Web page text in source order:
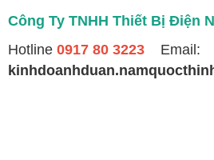
Công Ty TNHH Thiết Bị Điện
Hotline 0917 80 3223
Email: